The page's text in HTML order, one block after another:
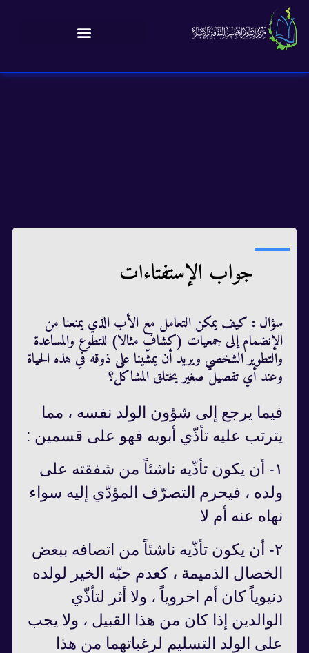
جواب الإستفتاءات
سؤال : كيف يمكن التعامل مع الأب الذي يمنعنا من
الإنضمام إلى جمعيات (كشاف مثالا) للتطوع والمساعدة
والتطوير الشخصي ويريد أن يمشّينا على ذوقه في هذه الحياة
وعند أي تفصيل صغير يختلق المشاكل؟
فيما يرجع إلى شؤون الولد نفسه ، مما
يترتب عليه تأذّي أبويه فهو على قسمين :
١- أن يكون تأذّيه ناشئاً من شفقته على
ولده ، فيحرم التصرّف المؤدّي إليه سواء
نهاه عنه أم لا
٢- أن يكون تأذّيه ناشئاً من اتصافه ببعض
الخصال الذميمة ، كعدم حبّه الخير لولده
دنيوياً كان أم اخروياً ، ولا أثر لتأذّي
الوالدين إذا كان من هذا القبيل ، ولا يجب
على الولد التسليم لرغباتهما من هذا